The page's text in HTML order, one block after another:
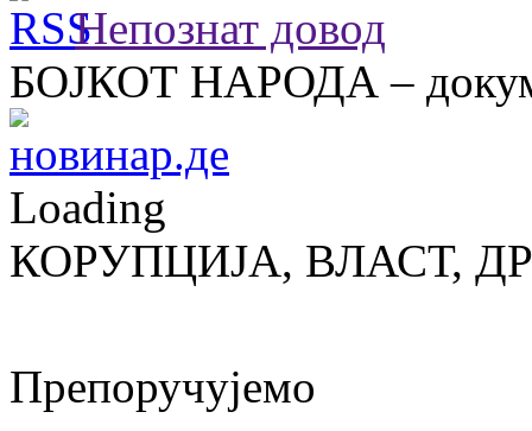
Непознат довод
БОЈКОТ НАРОДА –
Loading
КОРУПЦИЈА, ВЛАСТ,
Препоручујемо